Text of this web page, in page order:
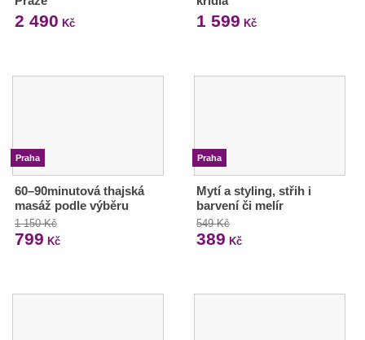
2 490 Kč 1 599 Kč
Praha
60–90minutová thajská
masáž podle výběru
1 150 Kč
799 Kč
Praha
Mytí a styling, střih i
barvení či melír
549 Kč
389 Kč